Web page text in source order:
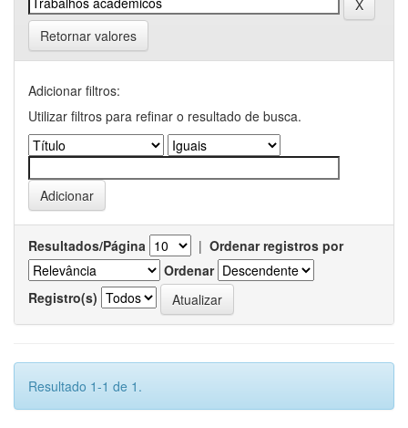
Retornar valores
Adicionar filtros:
Utilizar filtros para refinar o resultado de busca.
Resultados/Página | Ordenar registros por
Ordenar
Registro(s)
Resultado 1-1 de 1.